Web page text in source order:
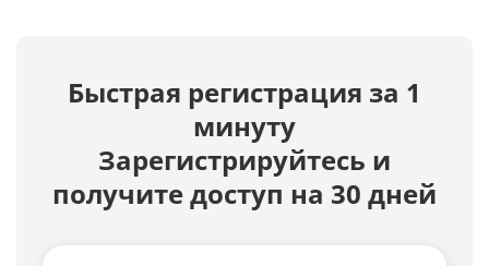
Быстрая регистрация за 1
минуту
Зарегистрируйтесь и
получите доступ на 30 дней